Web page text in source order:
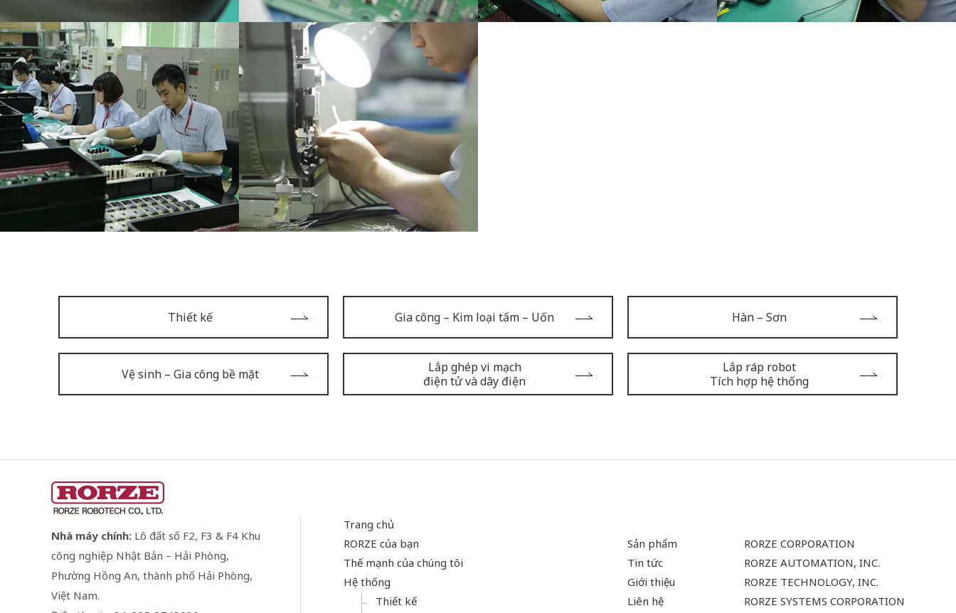
Thiết kế Gia công – Kim loại tấm – Uốn Hàn – Sơn
Vệ sinh – Gia công bề mặt
Lắp ghép vi mạch
điện tử và dây điện
Lắp ráp robot
Tích hợp hệ thống
Nhà máy chính: Lô đất số F2, F3 & F4 Khu
công nghiệp Nhật Bản – Hải Phòng,
Phường Hồng An, thành phố Hải Phòng,
Việt Nam.
Trang chủ
RORZE của bạn
Thế mạnh của chúng tôi
Hệ thống
Thiết kế
Sản phẩm
Tin tức
Giới thiệu
Liên hệ
RORZE CORPORATION
RORZE AUTOMATION, INC.
RORZE TECHNOLOGY, INC.
RORZE SYSTEMS CORPORATION